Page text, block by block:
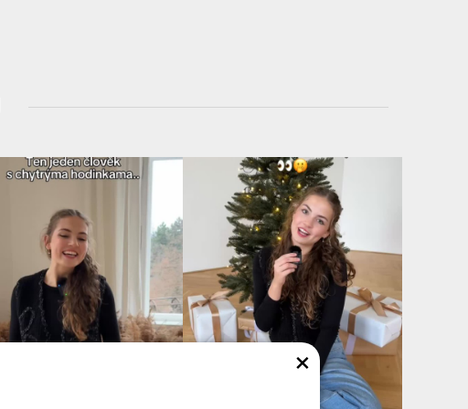
×
Huawei Watch 3 Pro
Huawei Watch 4
Huawei Watch 5 46 mm
Huawei Watch Buds
Huawei Watch GT 2 46 mm
Huawei Watch GT 2 Pro Classic
Huawei Watch GT 2 Pro Sport
Huawei Watch GT 3 46 mm
Huawei Watch GT 3 Pro 46 mm
Huawei Watch GT 3 SE 46 mm